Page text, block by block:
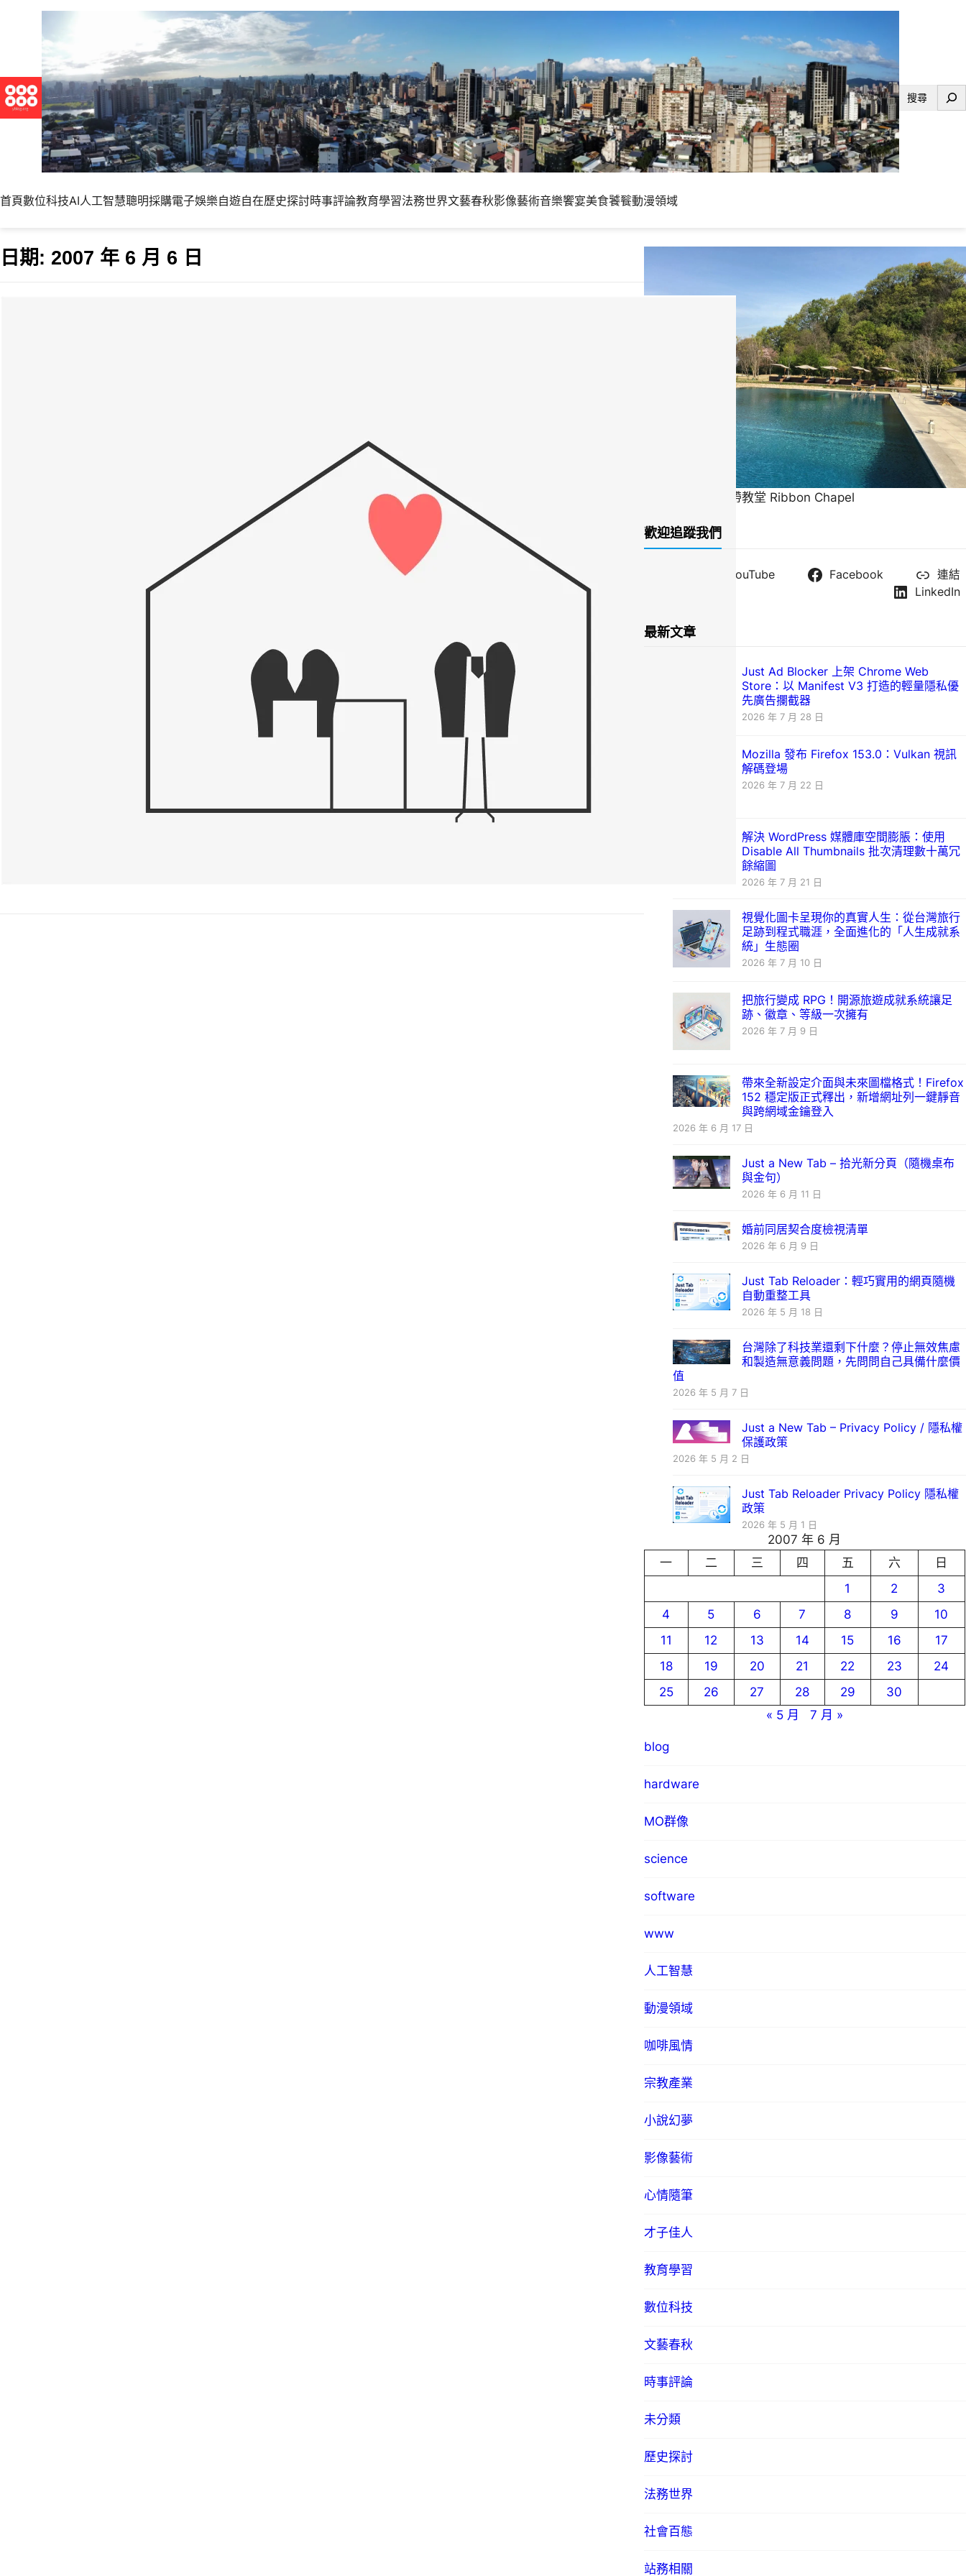
搜
首頁數位科技AI人工智慧聰明採購電子娛樂自遊自在歷史探討時事評論教育學習法務世界文藝春秋影像藝術音樂饗宴美食饕餮動漫領域
日期: 2007 年 6 月 6 日
一直很喜歡的緞帶教堂 Ribbon Chapel
歡迎追蹤我們
YouTube Facebook
連結
LinkedIn
最新文章
Just Ad Blocker 上架 Chrome Web
Store：以 Manifest V3 打造的輕量隱私優
先廣告攔截器
2026 年 7 月 28 日
Mozilla 發布 Firefox 153.0：Vulkan 視訊
解碼登場
2026 年 7 月 22 日
解決 WordPress 媒體庫空間膨脹：使用
Disable All Thumbnails 批次清理數十萬冗
餘縮圖
2026 年 7 月 21 日
視覺化圖卡呈現你的真實人生：從台灣旅行
足跡到程式職涯，全面進化的「人生成就系
統」生態圈
2026 年 7 月 10 日
把旅行變成 RPG！開源旅遊成就系統讓足
跡、徽章、等級一次擁有
2026 年 7 月 9 日
帶來全新設定介面與未來圖檔格式！Firefox
152 穩定版正式釋出，新增網址列一鍵靜音
與跨網域金鑰登入
2026 年 6 月 17 日
Just a New Tab – 拾光新分頁（隨機桌布
與金句）
2026 年 6 月 11 日
婚前同居契合度檢視清單
2026 年 6 月 9 日
Just Tab Reloader：輕巧實用的網頁隨機
自動重整工具
2026 年 5 月 18 日
台灣除了科技業還剩下什麼？停止無效焦慮
和製造無意義問題，先問問自己具備什麼價
值
2026 年 5 月 7 日
Just a New Tab – Privacy Policy / 隱私權
保護政策
2026 年 5 月 2 日
Just Tab Reloader Privacy Policy 隱私權
政策
2026 年 5 月 1 日
2007 年 6 月
一
二 三 四 五 六
日
1
2
3
4
5 6 7 8 9
10
11
12 13 14 15 16
17
18
19 20 21 22 23
24
25
26 27 28 29
30
« 5 月
7 月 »
blog
hardware
MO群像
science
software
www
人工智慧
動漫領域
咖啡風情
宗教產業
小說幻夢
影像藝術
心情隨筆
才子佳人
教育學習
數位科技
文藝春秋
時事評論
未分類
歷史探討
法務世界
社會百態
站務相關